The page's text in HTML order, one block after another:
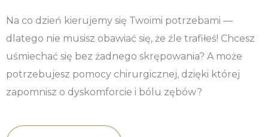
Na co dzień kierujemy się Twoimi potrzebami —
dlatego nie musisz obawiać się, że źle trafiłeś! Chcesz
uśmiechać się bez żadnego skrępowania? A może
potrzebujesz pomocy chirurgicznej, dzięki której
zapomnisz o dyskomforcie i bólu zębów?